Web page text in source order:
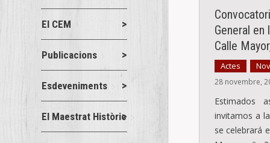
El CEM
Publicacions
Esdeveniments
El Maestrat Històric
General en
Calle
Actes
28 novembre,
Estimados
invitamos a
se celebrará